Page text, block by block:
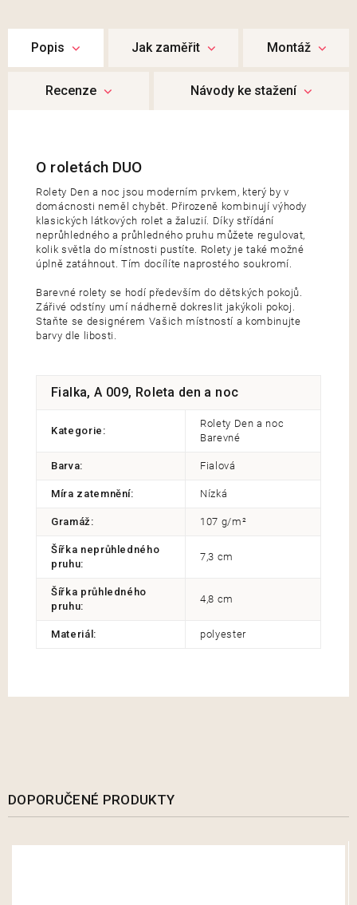
Popis Jak zaměřit Montáž
Recenze
Rolety Den a noc jsou moderním prvkem, který by v
domácnosti neměl chybět. Přirozeně kombinují výhody
klasických látkových rolet a žaluzií. Díky střídání
neprůhledného a průhledného pruhu můžete regulovat,
kolik světla do místnosti pustíte. Rolety je také možné
úplně zatáhnout. Tím docílíte naprostého soukromí.
Barevné rolety se hodí především do dětských pokojů.
Zářivé odstíny umí nádherně dokreslit jakýkoli pokoj.
Staňte se designérem Vašich místností a kombinujte
barvy dle libosti.
Fialka, A 009, Roleta den a noc
Kategorie :
Rolety Den a noc
Barevné
Barva: Fialová
Míra zatemnění: Nízká
Gramáž : 107 g/m²
Šířka neprůhledného
pruhu:
7,3 cm
Šířka průhledného
pruhu:
4,8 cm
Materiál : polyester